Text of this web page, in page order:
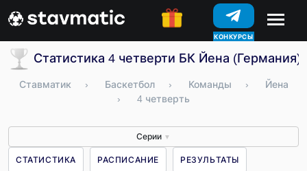
КОНКУРСЫ
Статистика 4 четверти БК Йена (Германия)
Ставматик › Баскетбол › Команды ›
Йена
›
4 четверть
Серии ▼
СТАТИСТИКА РАСПИСАНИЕ РЕЗУЛЬТАТЫ